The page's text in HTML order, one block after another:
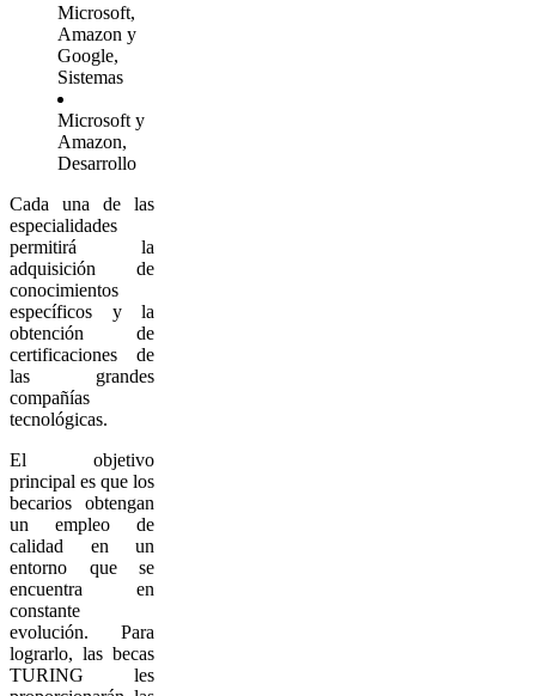
Microsoft,
Amazon y
Google,
Sistemas
Microsoft y
Amazon,
Desarrollo
Cada una de las
especialidades
permitirá la
adquisición de
conocimientos
específicos y la
obtención de
certificaciones de
las grandes
compañías
tecnológicas.
El objetivo
principal es que los
becarios obtengan
un empleo de
calidad en un
entorno que se
encuentra en
constante
evolución. Para
lograrlo, las becas
TURING les